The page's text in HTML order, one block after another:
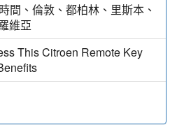
間、倫敦、都柏林、里斯本、
維亞
This Citroen Remote Key